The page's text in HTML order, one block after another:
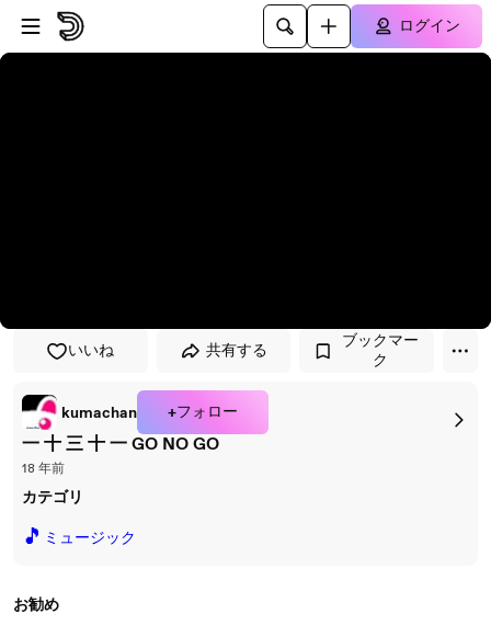
プレイヤーにスキップ
メインコンテンツにスキップ
ログイン
いいね 共有する
ブックマー
ク
kumachan +フォロー
一 十 三 十 一 GO NO GO
18 年前
カテゴリ
🎵 ミュージック
お勧め